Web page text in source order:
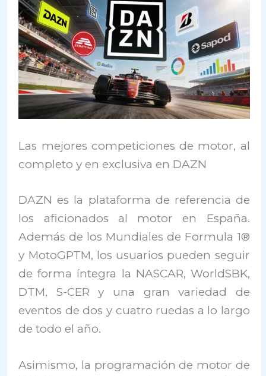
Las mejores competiciones de motor, al
completo y en exclusiva en DAZN
DAZN es la plataforma de referencia de
los aficionados al motor en España.
Además de los Mundiales de Formula 1®
y MotoGPTM, los usuarios pueden seguir
de forma íntegra la NASCAR, WorldSBK,
DTM, S-CER y una gran variedad de
eventos de dos y cuatro ruedas a lo largo
de todo el año.
Asimismo, la programación de motor de